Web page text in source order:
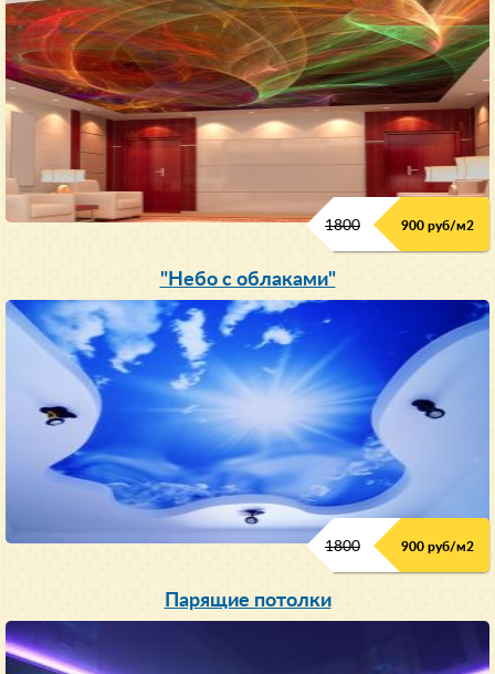
1800 900 руб/м2
"Небо с облаками"
1800 900 руб/м2
Парящие потолки